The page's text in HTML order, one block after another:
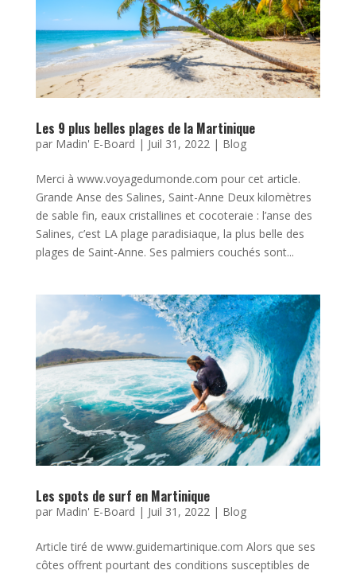
Les 9 plus belles plages de la Martinique
par Madin' E-Board | Juil 31, 2022| Blog
Merci à www.voyagedumonde.com pour cet article.
Grande Anse des Salines, Saint-Anne Deux kilomètres
de sable fin, eaux cristallines et cocoteraie : l’anse des
Salines, c’est LA plage paradisiaque, la plus belle des
plages de Saint-Anne. Ses palmiers couchés sont...
Les spots de surf en Martinique
par Madin' E-Board | Juil 31, 2022| Blog
Article tiré de www.guidemartinique.com Alors que ses
côtes offrent pourtant des conditions susceptibles de